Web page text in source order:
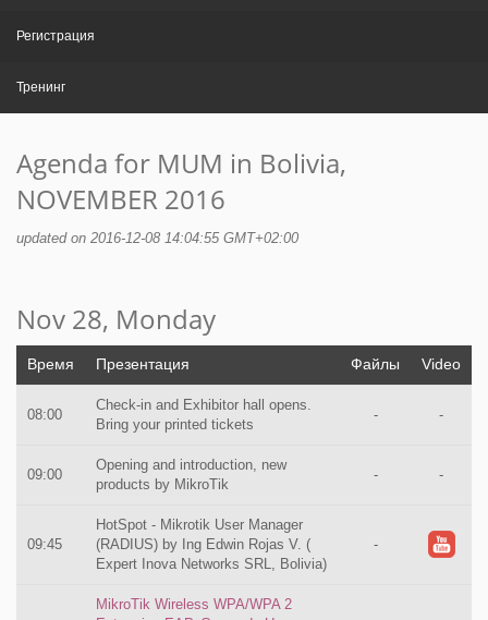
Регистрация
Тренинг
Agenda for MUM in Bolivia,
NOVEMBER 2016
updated on 2016-12-08 14:04:55 GMT+02:00
Nov 28, Monday
Время Презентация Файлы Video
08:00
Check-in and Exhibitor hall opens.
Bring your printed tickets
- -
09:00
Opening and introduction, new
products by MikroTik
- -
09:45
HotSpot - Mikrotik User Manager
(RADIUS) by Ing Edwin Rojas V. (
Expert Inova Networks SRL, Bolivia)
-
MikroTik Wireless WPA/WPA 2